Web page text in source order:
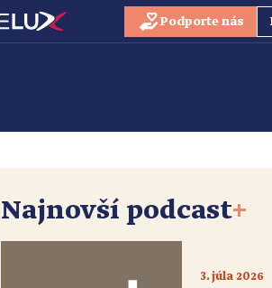
Podporte nás
Najnovší podcast+
3. júla 2026